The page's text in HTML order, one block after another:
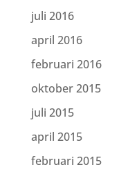
juli 2016
april 2016
februari 2016
oktober 2015
juli 2015
april 2015
februari 2015